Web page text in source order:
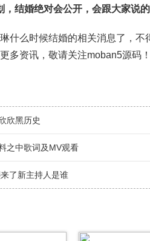
，结婚绝对会公开，会跟大家说
什么时候结婚的相关消息了，
多资讯，敬请关注moban5源码
欣黑历史
之中歌词及MV观看
了新主持人是谁